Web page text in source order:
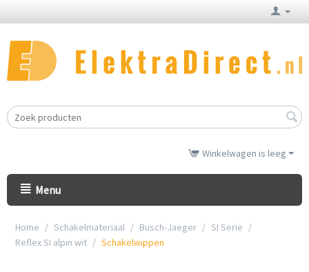
Winkelwagen is leeg
Menu
Home / Schakelmateriaal / Busch-Jaeger / SI Serie /
Reflex SI alpin wit / Schakelwippen